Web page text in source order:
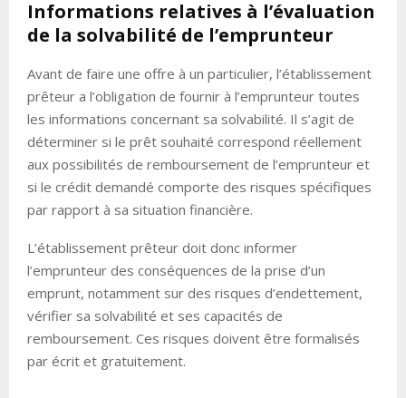
Informations relatives à l’évaluation
de la solvabilité de l’emprunteur
Avant de faire une offre à un particulier, l’établissement
prêteur a l’obligation de fournir à l’emprunteur toutes
les informations concernant sa solvabilité. Il s’agit de
déterminer si le prêt souhaité correspond réellement
aux possibilités de remboursement de l’emprunteur et
si le crédit demandé comporte des risques spécifiques
par rapport à sa situation financière.
L’établissement prêteur doit donc informer
l’emprunteur des conséquences de la prise d’un
emprunt, notamment sur des risques d’endettement,
vérifier sa solvabilité et ses capacités de
remboursement. Ces risques doivent être formalisés
par écrit et gratuitement.